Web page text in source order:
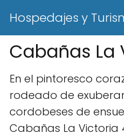
Hospedajes y
Cabañas La
En el pintoresco
rodeado de
cordobeses de
Cabañas La Victoria